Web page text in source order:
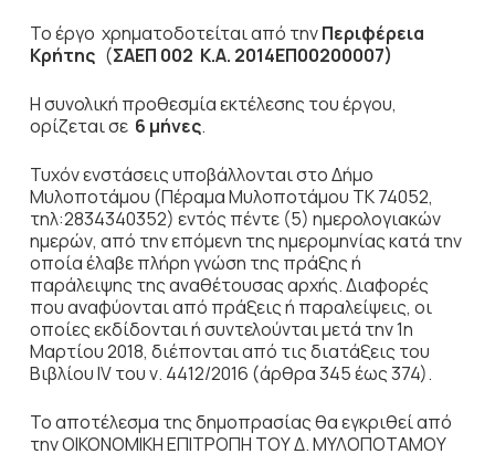
Το έργο χρηματοδοτείται από τηνΠεριφέρεια
Κρήτης (ΣΑΕΠ 002 Κ.Α. 2014ΕΠ00200007)
Η συνολική προθεσμία εκτέλεσης του έργου,
ορίζεται σε 6 μήνες.
Τυχόν ενστάσεις υποβάλλονται στο Δήμο
Μυλοποτάμου (Πέραμα Μυλοποτάμου ΤΚ 74052,
τηλ:2834340352) εντός πέντε (5) ημερολογιακών
ημερών, από την επόμενη της ημερομηνίας κατά την
οποία έλαβε πλήρη γνώση της πράξης ή
παράλειψης της αναθέτουσας αρχής. Διαφορές
που αναφύονται από πράξεις ή παραλείψεις, οι
οποίες εκδίδονται ή συντελούνται μετά την 1η
Μαρτίου 2018, διέπονται από τις διατάξεις του
Βιβλίου IV του ν. 4412/2016 (άρθρα 345 έως 374).
Το αποτέλεσμα της δημοπρασίας θα εγκριθεί από
την ΟΙΚΟΝΟΜΙΚΗ ΕΠΙΤΡΟΠΗ ΤΟΥ Δ. ΜΥΛΟΠΟΤΑΜΟΥ